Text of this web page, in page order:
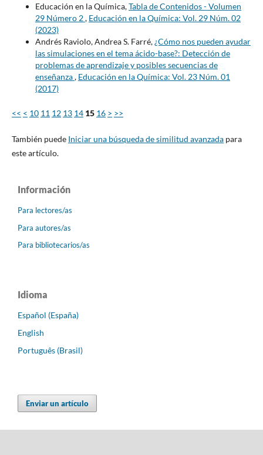
Educación en la Química,Tabla de Contenidos - Volumen
29 Número 2, Educación en la Química: Vol. 29 Núm. 02
(2023)
Andrés Raviolo, Andrea S. Farré,¿Cómo nos pueden ayudar
las simulaciones en el tema ácido-base?: Detección de
problemas de aprendizaje y posibles secuencias de
enseñanza, Educación en la Química: Vol. 23 Núm. 01
(2017)
<< < 10 11 12 13 14 15 16 > >>
También puede Iniciar una búsqueda de similitud avanzadapara
este artículo.
Información
Para lectores/as
Para autores/as
Para bibliotecarios/as
Idioma
Español (España)
English
Português (Brasil)
Enviar un artículo